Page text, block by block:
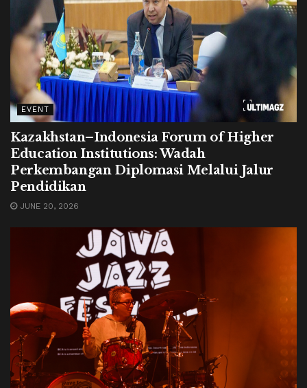
EVENT
Kazakhstan–Indonesia Forum of Higher
Education Institutions: Wadah
Perkembangan Diplomasi Melalui Jalur
Pendidikan
JUNE 20, 2026